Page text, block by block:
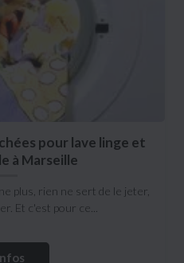
pour lave linge et
à Marseille
plus, rien ne sert de le jeter,
Et c'est pour ce...